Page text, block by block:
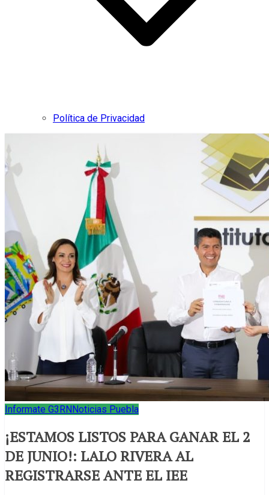
Política de Privacidad
Informate G3RN Noticias Puebla
¡ESTAMOS LISTOS PARA GANAR EL 2
DE JUNIO!: LALO RIVERA AL
REGISTRARSE ANTE EL IEE